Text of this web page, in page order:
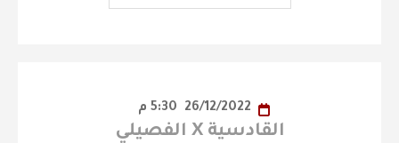
القادسية X الفصيلي